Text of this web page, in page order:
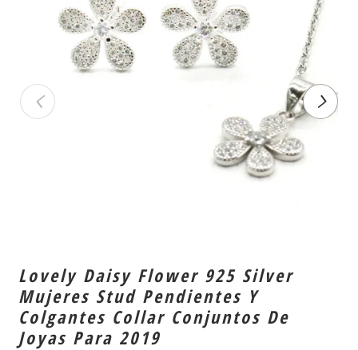
Lovely Daisy Flower 925 Silver
Mujeres Stud Pendientes Y
Colgantes Collar Conjuntos De
Joyas Para 2019